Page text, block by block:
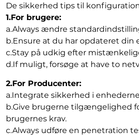
De sikkerhed tips til
1.For brugere:
a.Always ændre
b.Ensure at du har opdateret
c.Stay på udkig efter
d.If muligt, forsøge at have to
2.For Producenter:
a.Integrate sikkerhed i
b.Give brugerne tilgængelighed
brugernes krav.
c.Always udføre en penetration